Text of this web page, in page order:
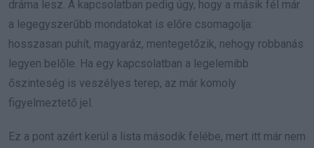
dráma lesz. A kapcsolatban pedig úgy, hogy a másik fél már
a legegyszerűbb mondatokat is előre csomagolja:
hosszasan puhít, magyaráz, mentegetőzik, nehogy robbanás
legyen belőle. Ha egy kapcsolatban a legelemibb
őszinteség is veszélyes terep, az már komoly
figyelmeztető jel.
Ez a pont azért kerül a lista második felébe, mert itt már nem